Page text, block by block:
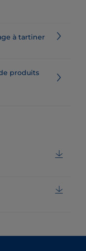
à tartiner
produits